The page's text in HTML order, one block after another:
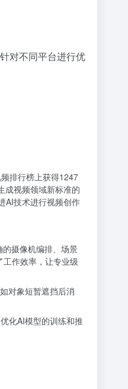
对不同平台进行优
排行榜上获得1247
成视频领域新标准的
AI技术进行视频创作
摄像机编排、场景
作效率，让专业级
对象短暂遮挡后消
化AI模型的训练和推